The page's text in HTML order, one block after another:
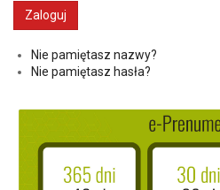
Nie pamiętasz nazwy?
Nie pamiętasz hasła?